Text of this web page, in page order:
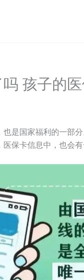
孩子的
是国家福利的一部
保卡信息中，也会